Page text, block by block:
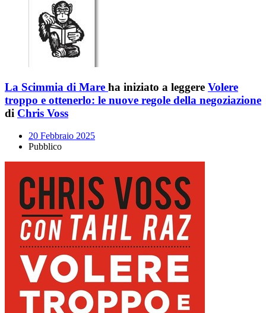
La Scimmia di Mare ha iniziato a leggere Volere
troppo e ottenerlo: le nuove regole della negoziazione
di Chris Voss
20 Febbraio 2025
Pubblico